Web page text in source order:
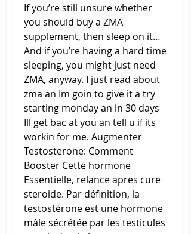
If you’re still unsure whether
you should buy a ZMA
supplement, then sleep on it…
And if you’re having a hard time
sleeping, you might just need
ZMA, anyway. I just read about
zma an Im goin to give it a try
starting monday an in 30 days
Ill get bac at you an tell u if its
workin for me. Augmenter
Testosterone: Comment
Booster Cette hormone
Essentielle, relance apres cure
steroide. Par définition, la
testostérone est une hormone
mâle sécrétée par les testicules